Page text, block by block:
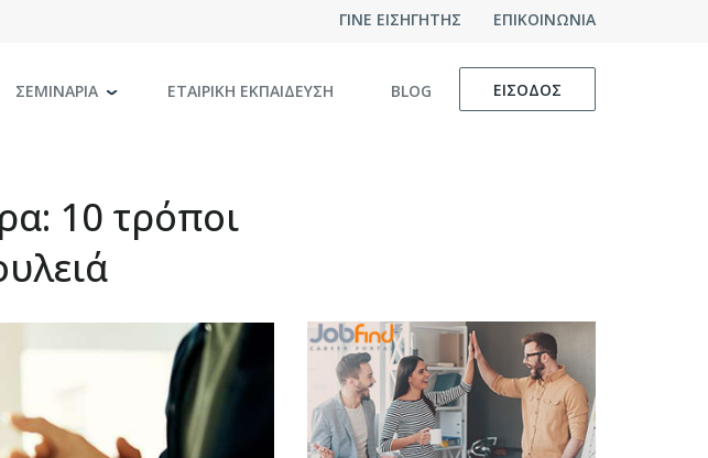
ΓΙΝΕ ΕΙΣΗΓΗΤΗΣ ΕΠΙΚΟΙΝΩΝΙΑ
ΕΙΣΟΔΟΣ
ΕΤΑΙΡΙΚΗ ΕΚΠΑΙΔΕΥΣΗ BLOG
ΣΕΜΙΝΑΡΙΑ
10 τρόποι